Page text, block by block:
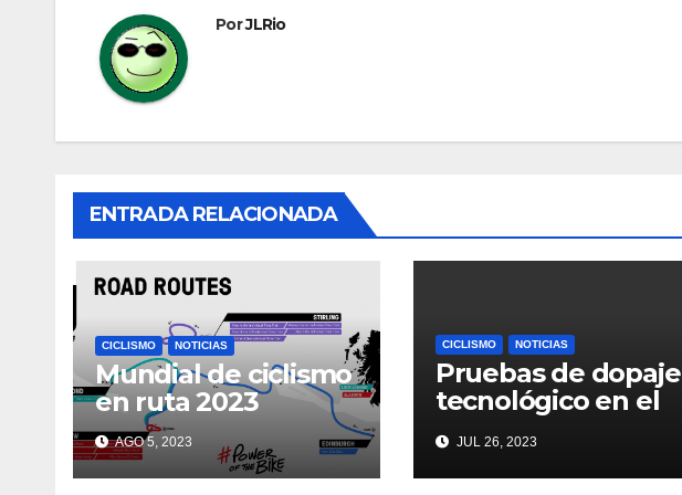
PorJLRio
ENTRADA RELACIONADA
CICLISMO NOTICIAS
Mundial de ciclismo
en ruta 2023
AGO 5, 2023
CICLISMO NOTICIAS
Pruebas de dopaje
tecnológico en el
Tour
JUL 26, 2023